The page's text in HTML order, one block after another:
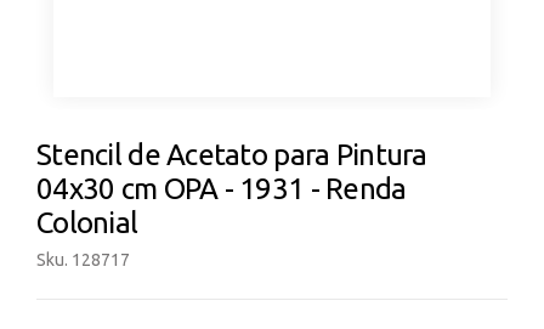
Stencil de Acetato para Pintura
04x30 cm OPA - 1931 - Renda
Colonial
Sku. 128717